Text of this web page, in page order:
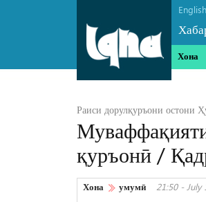
English
Хона
Раиси дорулқуръони остони
қуръонӣ /
Хона умумӣ 21:50 - July